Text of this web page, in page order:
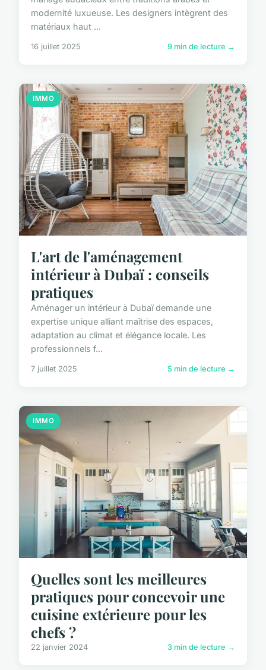
modernité luxueuse. Les designers intègrent des
matériaux haut ...
16 juillet 2025 9 min de lecture →
IMMO
L'art de l'aménagement
intérieur à Dubaï : conseils
pratiques
Aménager un intérieur à Dubaï demande une
expertise unique alliant maîtrise des espaces,
adaptation au climat et élégance locale. Les
professionnels f...
7 juillet 2025 5 min de lecture →
IMMO
Quelles sont les meilleures
pratiques pour concevoir une
cuisine extérieure pour les
chefs ?
22 janvier 2024 3 min de lecture →